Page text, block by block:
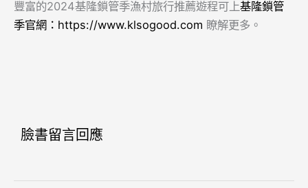
豐富的2024基隆鎖管季漁村旅行推薦遊程可上基隆鎖管
季官網：https://www.klsogood.com 瞭解更多。
臉書留言回應